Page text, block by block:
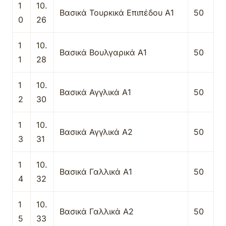
1
0
10.
26
Βασικά Τουρκικά Επιπέδου Α1 50
1
1
10.
28
Βασικά Βουλγαρικά Α1 50
1
2
10.
30
Βασικά Αγγλικά Α1 50
1
3
10.
31
Βασικά Αγγλικά Α2 50
1
4
10.
32
Βασικά Γαλλικά Α1 50
1
5
10.
33
Βασικά Γαλλικά Α2 50